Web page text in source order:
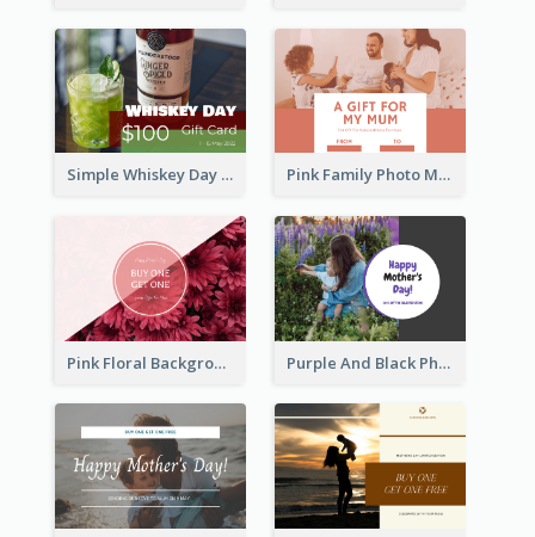
Simple Whiskey Day Gift Card With Photo Pink Family Photo Mother's Day Gift Card
Pink Floral Background Mother's Day Gift Card Purple And Black Photo Mother's Day Gift Card